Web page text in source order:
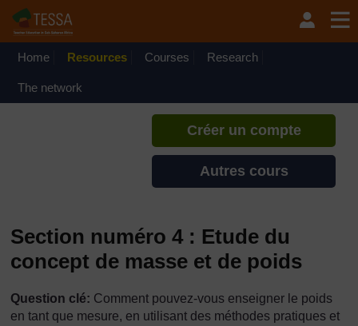
Home Resources Courses Research
The network
Si vous créez un compte, vous
pouvez établir un profil
Créer un compte
Autres cours
Section numéro 4 : Etude du
concept de masse et de poids
Question clé: Comment pouvez-vous enseigner le poids
en tant que mesure, en utilisant des méthodes pratiques et